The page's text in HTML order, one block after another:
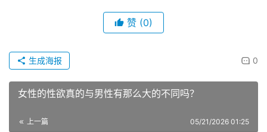
赞 (0)
0
生成海报
女性的性欲真的与男性有那么大的不同吗？
上一篇 05/21/2026 01:25